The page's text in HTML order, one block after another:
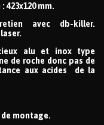
423x120 mm.
avec db-killer.
alu et inox type
de roche donc pas de
aux acides de la
montage.